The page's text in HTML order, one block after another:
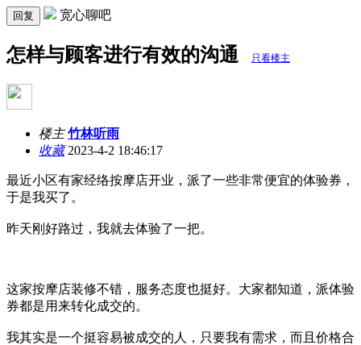
回复 宽心聊吧
怎样与顾客进行有效的沟通 只看楼主
楼主 竹林听雨
收藏2023-4-2 18:46:17
最近小区有家经络按摩店开业，派了一些非常便宜的体验券，
于是我买了。
昨天刚好路过，我就去体验了一把。
这家按摩店装修不错，服务态度也挺好。大家都知道，派体验
券都是用来转化成交的。
我其实是一个挺容易被成交的人，只要我有需求，而且价格合